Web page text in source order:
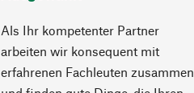
Als Ihr kompetenter Partner
arbeiten wir konsequent mit
erfahrenen Fachleuten zusammen